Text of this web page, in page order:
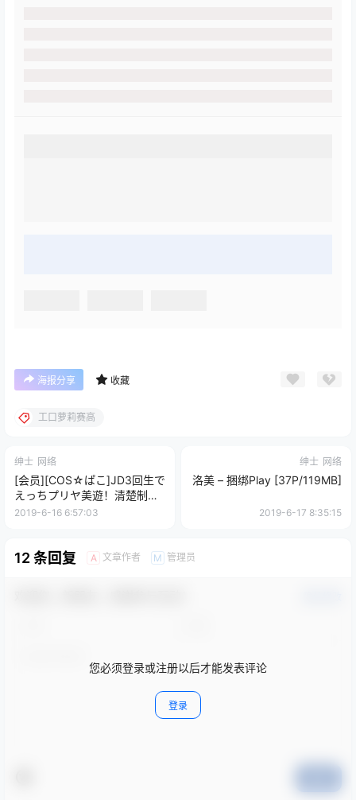
海报分享 收藏
工口萝莉赛高
绅士 网络
[会员][COS☆ぱこ]JD3回生で
えっちプリヤ美遊！清楚制服
でえちえちいっぱい中出しし
2019-6-16 6:57:03
绅士 网络
洛美 – 捆绑Play [37P/119MB]
2019-6-17 8:35:15
12 条回复 A 文章作者 M 管理员
您必须登录或注册以后才能发表评论
登录